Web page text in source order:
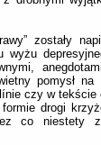
zostały
wyżu
pomysł
czy w
drogi
co niestety